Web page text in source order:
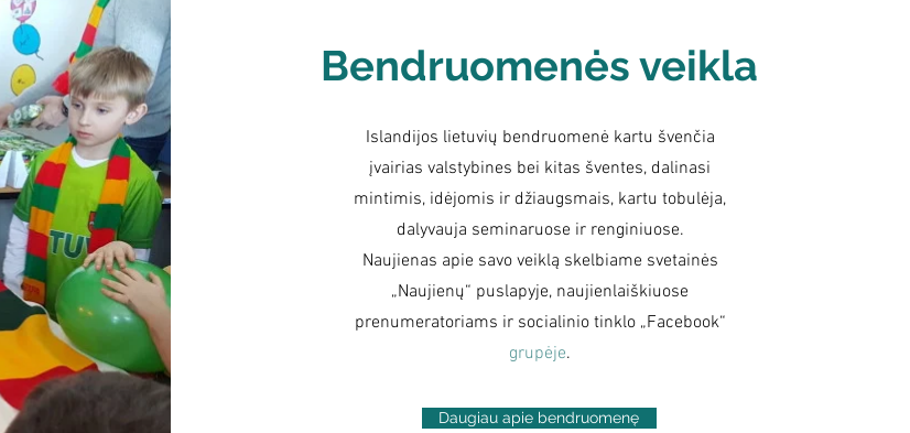
Bendruomenės veikla
Islandijos lietuvių bendruomenė kartu švenčia
įvairias valstybines bei kitas šventes, dalinasi
mintimis, idėjomis ir džiaugsmais, kartu tobulėja,
dalyvauja seminaruose ir renginiuose.
Naujienas apie savo veiklą skelbiame svetainės
„Naujienų“ puslapyje, naujienlaiškiuose
prenumeratoriams ir socialinio tinklo „Facebook“
grupėje.
Daugiau apie bendruomenę